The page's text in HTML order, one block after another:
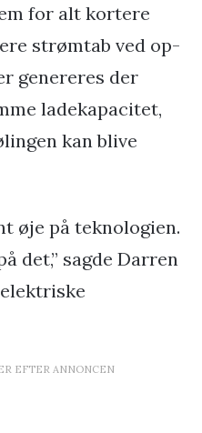
for alt kortere
strømtab ved op-
genereres der
ladekapacitet,
kan blive
øje på teknologien.
det,” sagde Darren
EFTER ANNONCEN